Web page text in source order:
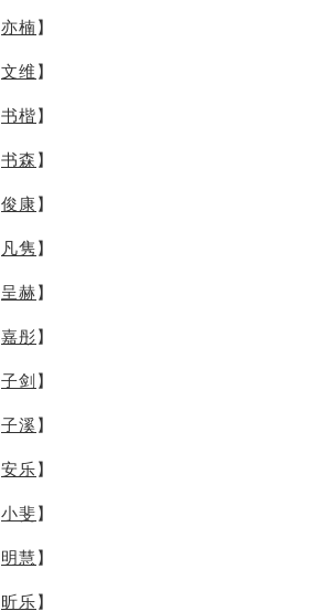
亦楠】
文维 】
书楷】
书森 】
俊康】
凡隽】
呈赫】
嘉彤】
子剑 】
子溪】
安乐】
小斐】
明慧】
昕乐】